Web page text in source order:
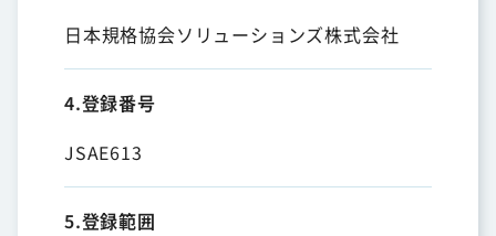
日本規格協会ソリューションズ株式会社
4.登録番号
JSAE613
5.登録範囲